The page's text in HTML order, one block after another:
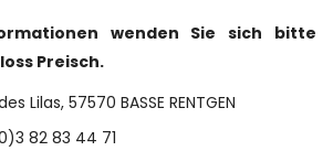
wenden Sie sich bitte
Preisch.
Lilas, 57570 BASSE RENTGEN
82 83 44 71